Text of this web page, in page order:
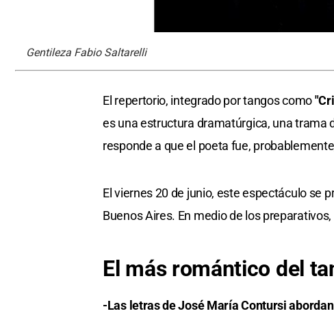
Gentileza Fabio Saltarelli
El repertorio, integrado por tangos como
es una estructura dramatúrgica, una trama
responde a que el poeta fue,
El viernes 20 de junio, este espectáculo se
Buenos Aires. En medio de los
El más romántico del
-Las letras de José María Contursi